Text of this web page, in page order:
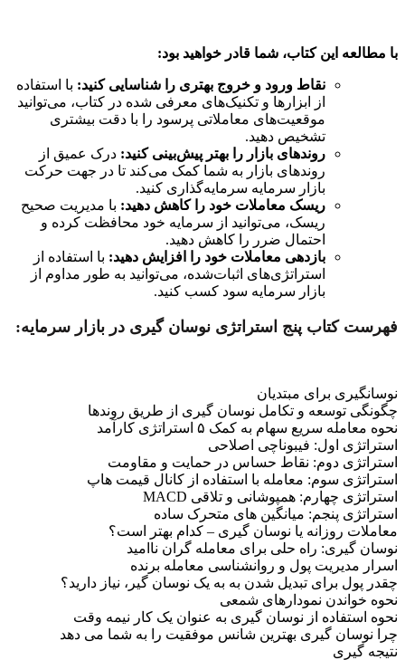
با مطالعه این کتاب، شما قادر خواهید بود:
نقاط ورود و خروج بهتری را شناسایی کنید: با استفاده
از ابزارها و تکنیک‌های معرفی شده در کتاب، می‌توانید
موقعیت‌های معاملاتی پرسود را با دقت بیشتری
تشخیص دهید.
روندهای بازار را بهتر پیش‌بینی کنید: درک عمیق از
روندهای بازار به شما کمک می‌کند تا در جهت حرکت
بازار سرمایه سرمایه‌گذاری کنید.
ریسک معاملات خود را کاهش دهید: با مدیریت صحیح
ریسک، می‌توانید از سرمایه خود محافظت کرده و
احتمال ضرر را کاهش دهید.
بازدهی معاملات خود را افزایش دهید: با استفاده از
استراتژی‌های اثبات‌شده، می‌توانید به طور مداوم از
بازار سرمایه سود کسب کنید.
فهرست کتاب پنج استراتژی نوسان گیری در بازار سرمایه:
نوسانگیری برای مبتدیان
چگونگی توسعه و تکامل نوسان گیری از طریق روندها
نحوه معامله سریع سهام به کمک ۵ استراتژی کارآمد
استراتژی اول: فیبوناچی اصلاحی
استراتژی دوم: نقاط حساس در حمایت و مقاومت
استراتژی سوم: معامله با استفاده از کانال قیمت هاپ
استراتژی چهارم: همپوشانی و تلاقی MACD
استراتژی پنجم: میانگین های متحرک ساده
معاملات روزانه یا نوسان گیری – کدام بهتر است؟
نوسان گیری: راه حلی برای معامله گران ناامید
اسرار مدیریت پول و روانشناسی معامله برنده
چقدر پول برای تبدیل شدن به به یک نوسان گیر، نیاز دارید؟
نحوه خواندن نمودارهای شمعی
نحوه استفاده از نوسان گیری به عنوان یک کار نیمه وقت
چرا نوسان گیری بهترین شانس موفقیت را به شما می دهد
نتیجه گیری